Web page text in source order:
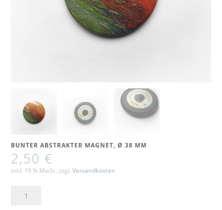
BUNTER ABSTRAKTER MAGNET, Ø 38 MM
2,50 €
inkl. 19 % MwSt. zzgl.Versandkosten
Bunter